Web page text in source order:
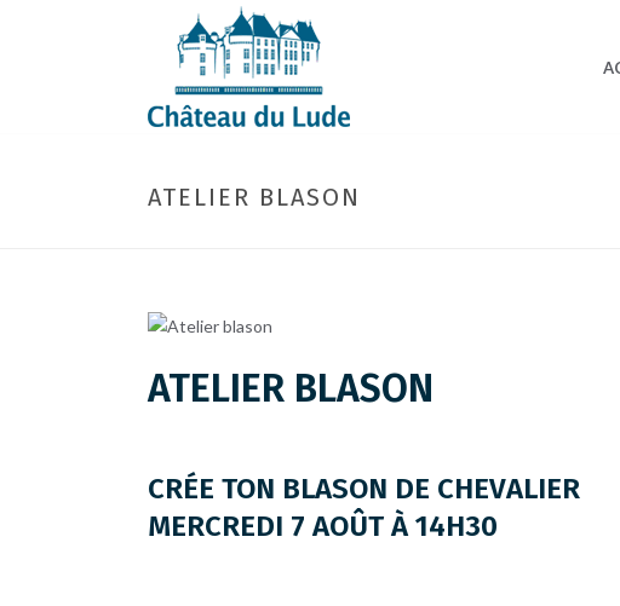
ATELIER BLASON
ATELIER BLASON
CRÉE TON BLASON DE CHEVALIER
MERCREDI 7 AOÛT À 14H30